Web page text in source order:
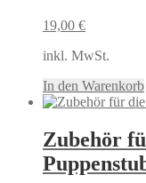
19,00 €
inkl. MwSt.
In den Warenkorb
Zubehör